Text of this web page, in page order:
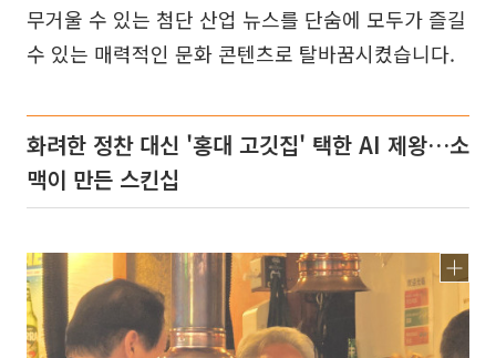
무거울 수 있는 첨단 산업 뉴스를 단숨에 모두가 즐길
수 있는 매력적인 문화 콘텐츠로 탈바꿈시켰습니다.
화려한 정찬 대신 '홍대 고깃집' 택한 AI 제왕…소
맥이 만든 스킨십